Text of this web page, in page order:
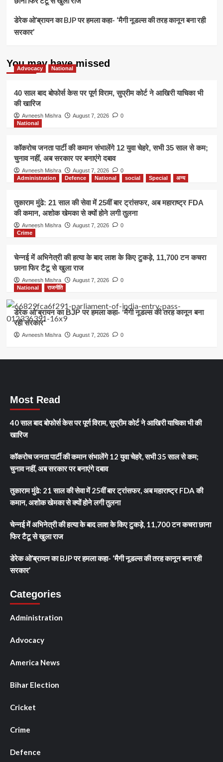
डेरेक ओ’ब्रायन का BJP पर हमला कहा- ‘मैगी नूडल्स की तरह कानून बना रही
सरकार’
You may have missed
Advocacy National
40 साल बाद बोफोर्स केस पर पूर्ण विराम, सुप्रीम कोर्ट ने आखिरी याचिका भी
की खारिज
Avneesh Mishra August 7, 2026
0
National
कॉकरोच जनता पार्टी की कमान संभालेंगे 12 युवा चेहरे, सभी 35 साल से कम;
चुनाव नहीं, अब सरकार पर बनाएंगे दबाव
Avneesh Mishra August 7, 2026
0
Administration
Defence National social Special अन्य
तुकाराम मुंढे: 21 साल की सेवा में 25वीं बार ट्रांसफर, अब महाराष्ट्र FDA
की कमान, अशोक खेमका से क्यों होने लगी तुलना
Avneesh Mishra August 7, 2026
0
Crime
चेन्नई में अभिनेत्री की हत्या के बाद लाश के किए टुकड़े, 11,700 टन कचरा
छाना फिर टैटू से खुला राज
Avneesh Mishra August 7, 2026
0
National
राजनीति
डेरेक ओ’ब्रायन का BJP पर हमला कहा- ‘मैगी नूडल्स की तरह कानून बना
रही सरकार’
Avneesh Mishra August 7, 2026 0
Most Read
40 साल बाद बोफोर्स केस पर पूर्ण विराम, सुप्रीम कोर्ट ने आखिरी याचिका भी की
खारिज
कॉकरोच जनता पार्टी की कमान संभालेंगे 12 युवा चेहरे, सभी 35 साल से कम;
चुनाव नहीं, अब सरकार पर बनाएंगे दबाव
तुकाराम मुंढे: 21 साल की सेवा में 25वीं बार ट्रांसफर, अब महाराष्ट्र FDA की
कमान, अशोक खेमका से क्यों होने लगी तुलना
चेन्नई में अभिनेत्री की हत्या के बाद लाश के किए टुकड़े, 11,700 टन कचरा छाना
फिर टैटू से खुला राज
डेरेक ओ’ब्रायन का BJP पर हमला कहा- ‘मैगी नूडल्स की तरह कानून बना रही
सरकार’
Categories
Administration
Advocacy
America News
Bihar Election
Cricket
Crime
Defence